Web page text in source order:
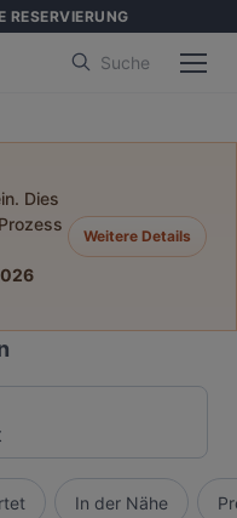
RESERVIERUNG
Suche
Dies
Weitere Details
In der Nähe